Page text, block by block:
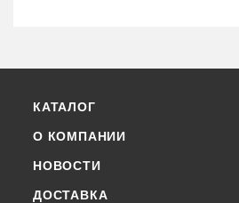
КАТАЛОГ
О КОМПАНИИ
НОВОСТИ
ДОСТАВКА